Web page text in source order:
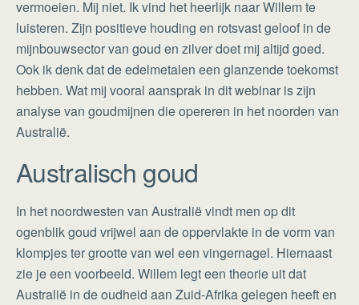
vermoeien. Mij niet. Ik vind het heerlijk naar Willem te
luisteren. Zijn positieve houding en rotsvast geloof in de
mijnbouwsector van goud en zilver doet mij altijd goed.
Ook ik denk dat de edelmetalen een glanzende toekomst
hebben. Wat mij vooral aansprak in dit webinar is zijn
analyse van goudmijnen die opereren in het noorden van
Australië.
Australisch goud
In het noordwesten van Australië vindt men op dit
ogenblik goud vrijwel aan de oppervlakte in de vorm van
klompjes ter grootte van wel een vingernagel. Hiernaast
zie je een voorbeeld. Willem legt een theorie uit dat
Australië in de oudheid aan Zuid-Afrika gelegen heeft en